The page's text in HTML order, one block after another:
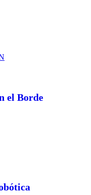
el Borde